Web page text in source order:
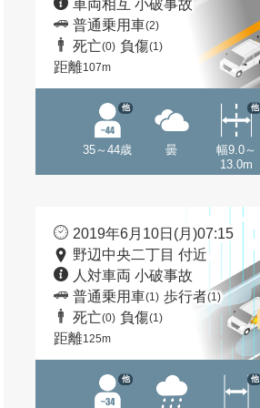
車両相互 小破事故
普通乗用車(2)
死亡(0) 負傷(1)
距離107m
35～44歳
他
曇
幅9.0～
13.0m
他
2019年6月10日(月)07:15
野辺中央二丁目 付近
人対車両 小破事故
普通乗用車(1) 歩行者(1)
死亡(0) 負傷(1)
距離125m
他 他